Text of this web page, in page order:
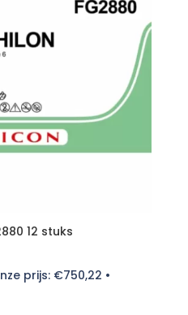
12 stuks
prijs: €750,22 •